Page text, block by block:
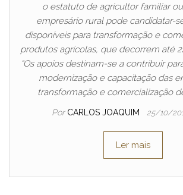
o estatuto de agricultor familiar
empresário rural pode candidatar-
disponíveis para transformação e
produtos agrícolas, que decorrem até
“Os apoios destinam-se a contribuir
modernização e capacitação das
transformação e comercialização
Por CARLOS JOAQUIM 25/10/
Ler mais